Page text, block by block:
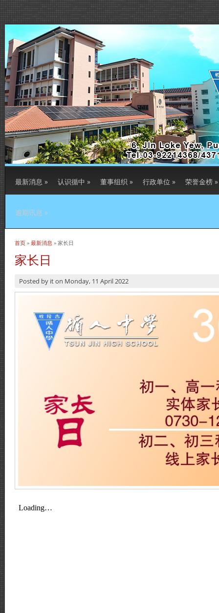
最新消息 » 认识循中 » 董事组织 » 行政单位 » 荣誉金榜 »
逾期讯息 »
当前位置
首页 » 最新消息 » 家长日
家长日
Posted by iton Monday, 11 April 2022